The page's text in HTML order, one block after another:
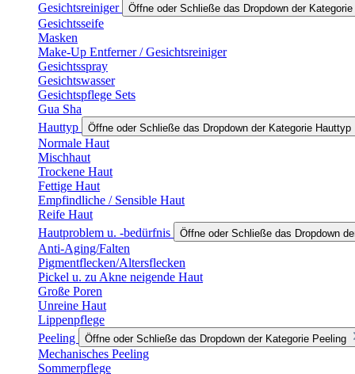
Gesichtsreiniger
Öffne oder Schließe das Dropdown der
Gesichtsseife
Masken
Make-Up Entferner / Gesichtsreiniger
Gesichtsspray
Gesichtswasser
Gesichtspflege Sets
Gua Sha
Hauttyp
Öffne oder Schließe das Dropdown der Kategorie Hauttyp
Normale Haut
Mischhaut
Trockene Haut
Fettige Haut
Empfindliche / Sensible Haut
Reife Haut
Hautproblem u. -bedürfnis
Öffne oder Schließe das Dropdown
Anti-Aging/Falten
Pigmentflecken/Altersflecken
Pickel u. zu Akne neigende Haut
Große Poren
Unreine Haut
Lippenpflege
Peeling
Öffne oder Schließe das Dropdown der Kategorie Peeling
Mechanisches Peeling
Sommerpflege